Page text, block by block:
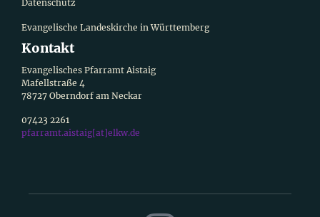
Datenschutz
Evangelische Landeskirche in Württemberg
Kontakt
Evangelisches Pfarramt Aistaig
Mafellstraße 4
78727 Oberndorf am Neckar
07423 2261
pfarramt.aistaig[at]elkw.de